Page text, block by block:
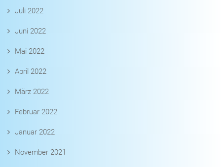
Juli 2022
Juni 2022
Mai 2022
April 2022
März 2022
Februar 2022
Januar 2022
November 2021